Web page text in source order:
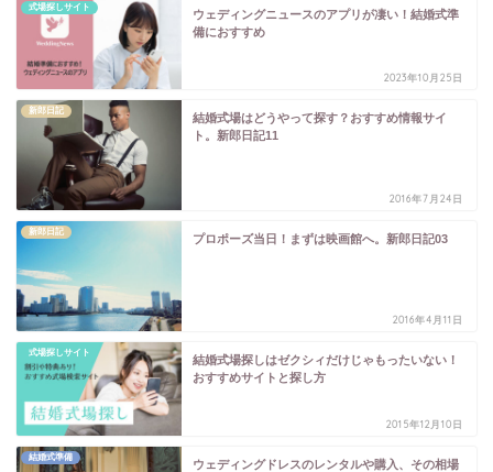
式場探しサイト
ウェディングニュースのアプリが凄い！結婚式準
備におすすめ
2023年10月25日
新郎日記
結婚式場はどうやって探す？おすすめ情報サイ
ト。新郎日記11
2016年7月24日
新郎日記
プロポーズ当日！まずは映画館へ。新郎日記03
2016年4月11日
式場探しサイト
結婚式場探しはゼクシィだけじゃもったいない！
おすすめサイトと探し方
2015年12月10日
結婚式準備
ウェディングドレスのレンタルや購入、その相場